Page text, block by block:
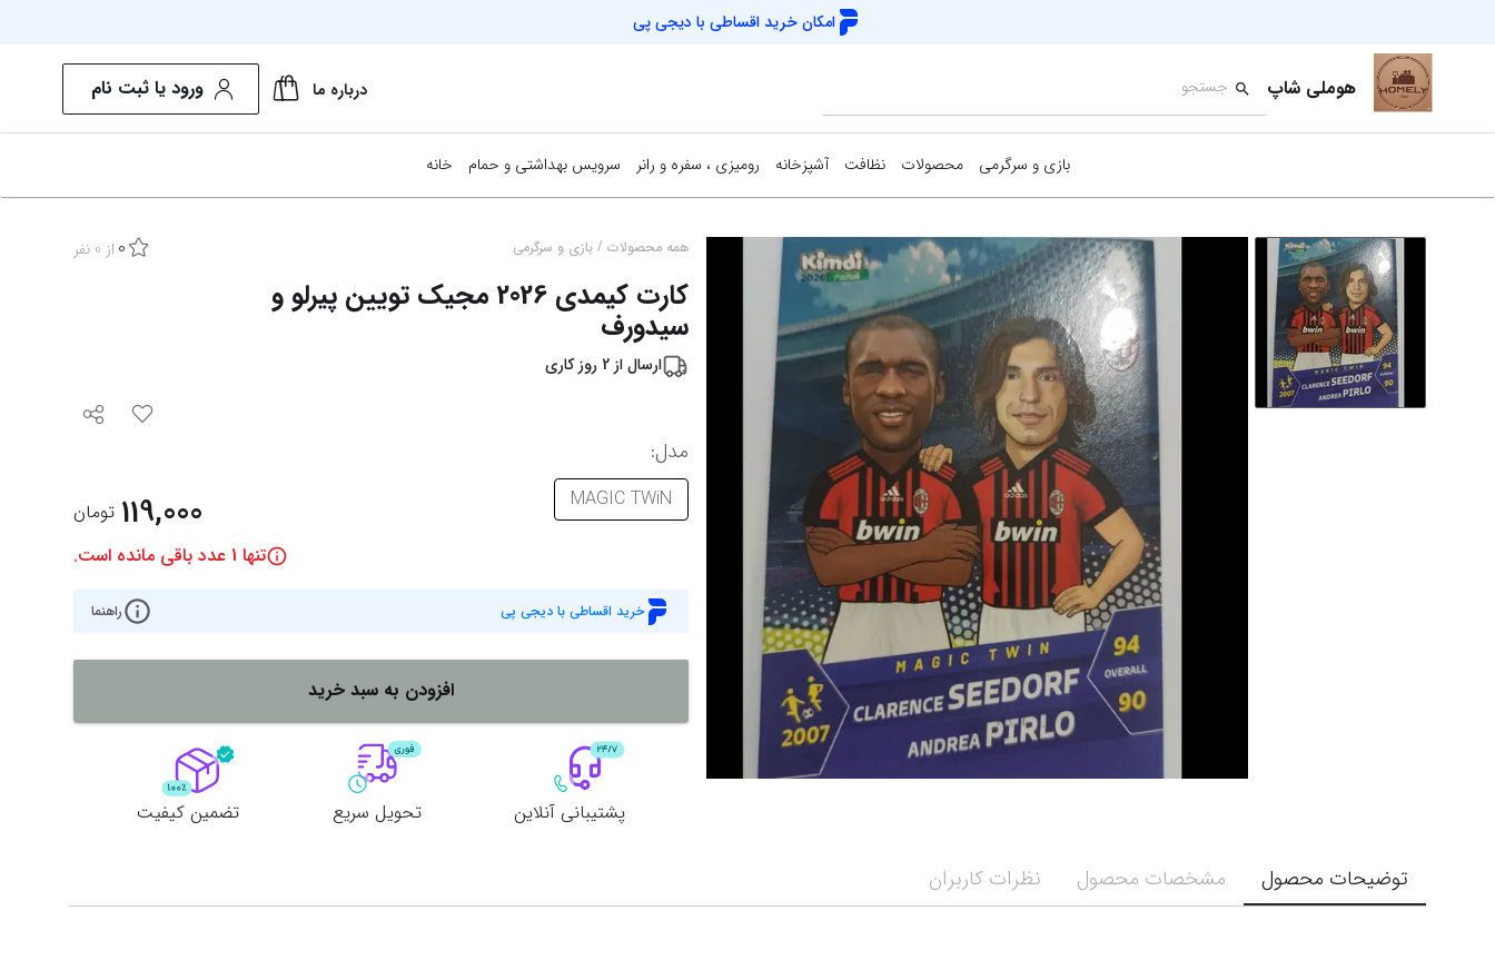
امکان خرید اقساطی با دیجی پی
هوملی شاپ درباره ما ورود یا ثبت نام
بازی و سرگرمی محصولات نظافت آشپزخانه رومیزی ، سفره و رانر سرویس بهداشتی و حمام خانه
همه محصولات / بازی و سرگرمی 0 از 0 نفر
کارت کیمدی 2026 مجیک تویین پیرلو و
سیدورف
ارسال از 2 روز کاری
مدل:
MAGIC TWiN
119,000 تومان
تنها 1 عدد باقی مانده است.
خرید اقساطی با دیجی پی راهنما
افزودن به سبد خرید
پشتیبانی آنلاین تحویل سریع تضمین کیفیت
توضیحات محصول مشخصات محصول نظرات کاربران